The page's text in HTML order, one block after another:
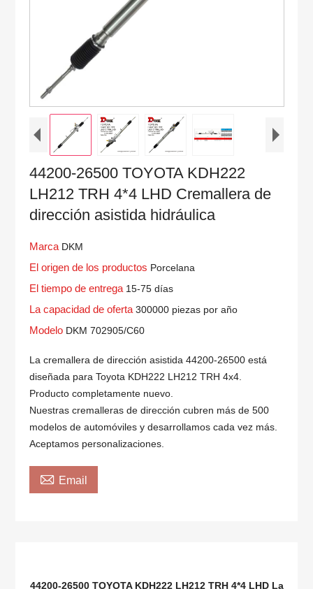
44200-26500 TOYOTA KDH222
LH212 TRH 4*4 LHD Cremallera de
dirección asistida hidráulica
Marca DKM
El origen de los productos Porcelana
El tiempo de entrega 15-75 días
La capacidad de oferta300000 piezas por año
Modelo DKM 702905/C60
La cremallera de dirección asistida 44200-26500 está
diseñada para Toyota KDH222 LH212 TRH 4x4.
Producto completamente nuevo.
Nuestras cremalleras de dirección cubren más de 500
modelos de automóviles y desarrollamos cada vez más.
Aceptamos personalizaciones.
 Email
44200-26500 TOYOTA KDH222 LH212 TRH 4*4 LHD La